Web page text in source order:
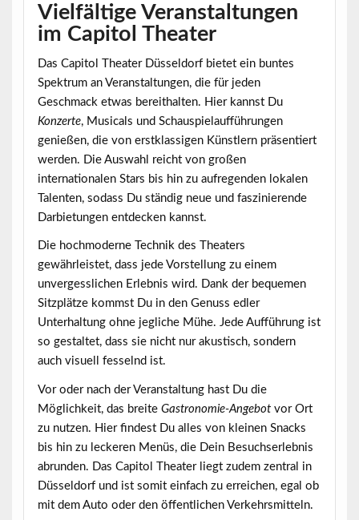
Vielfältige Veranstaltungen
im Capitol Theater
Das Capitol Theater Düsseldorf bietet ein buntes
Spektruman Veranstaltungen, die für jeden
Geschmack etwas bereithalten. Hier kannst Du
Konzerte, Musicals und Schauspielaufführungen
genießen, die von erstklassigen Künstlern präsentiert
werden. Die Auswahl reicht von großen
internationalen Stars bis hin zu aufregenden lokalen
Talenten, sodass Du ständig neue und faszinierende
Darbietungen entdecken kannst.
Die hochmoderne Technik des Theaters
gewährleistet, dass jede Vorstellung zu einem
unvergesslichen Erlebnis wird. Dank der bequemen
Sitzplätzekommst Du in den Genuss edler
Unterhaltung ohne jegliche Mühe. Jede Aufführung ist
so gestaltet, dass sie nicht nur akustisch, sondern
auch visuell fesselnd ist.
Vor oder nach der Veranstaltung hast Du die
Möglichkeit, das breite Gastronomie-Angebotvor Ort
zu nutzen. Hier findest Du alles von kleinen Snacks
bis hin zu leckeren Menüs, die Dein Besuchserlebnis
abrunden. Das Capitol Theater liegt zudem zentral in
Düsseldorf und ist somit einfach zu erreichen, egal ob
mit dem Auto oder den öffentlichen Verkehrsmitteln.